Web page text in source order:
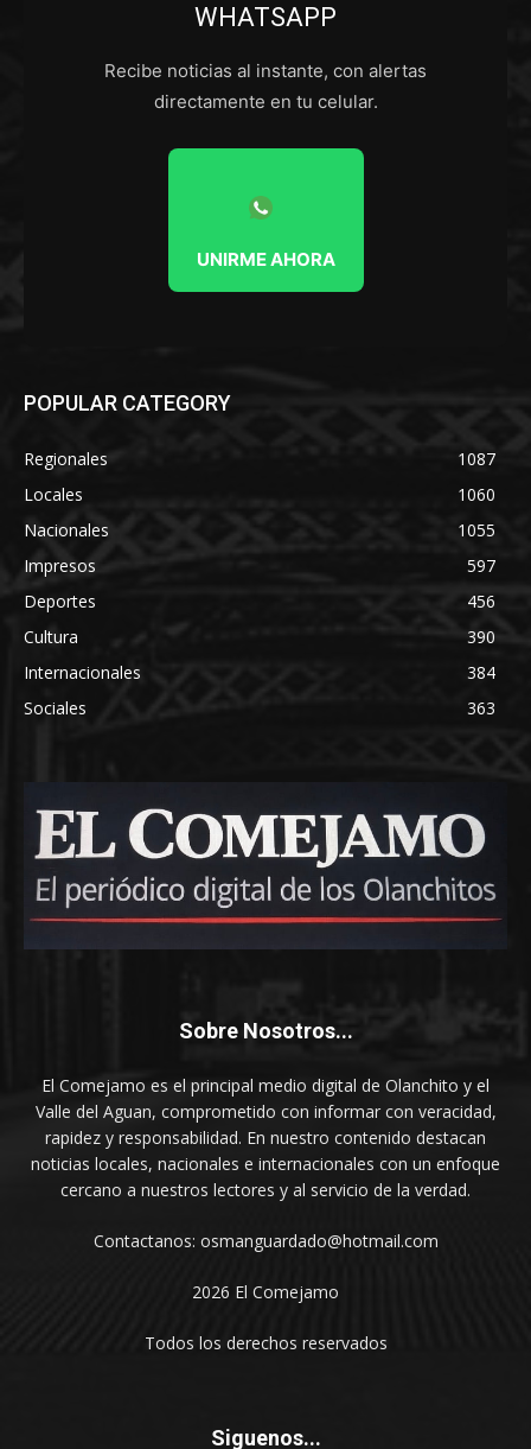
WHATSAPP
Recibe noticias al instante, con alertas
directamente en tu celular.
UNIRME AHORA
POPULAR CATEGORY
Regionales
1087
Locales
1060
Nacionales
1055
Impresos
597
Deportes
456
Cultura
390
Internacionales
384
Sociales
363
Sobre Nosotros...
El Comejamo es el principal medio digital de Olanchito y el
Valle del Aguan, comprometido con informar con veracidad,
rapidez y responsabilidad. En nuestro contenido destacan
noticias locales, nacionales e internacionales con un enfoque
cercano a nuestros lectores y al servicio de la verdad.
Contactanos: osmanguardado@hotmail.com
2026 El Comejamo
Todos los derechos reservados
Siguenos...